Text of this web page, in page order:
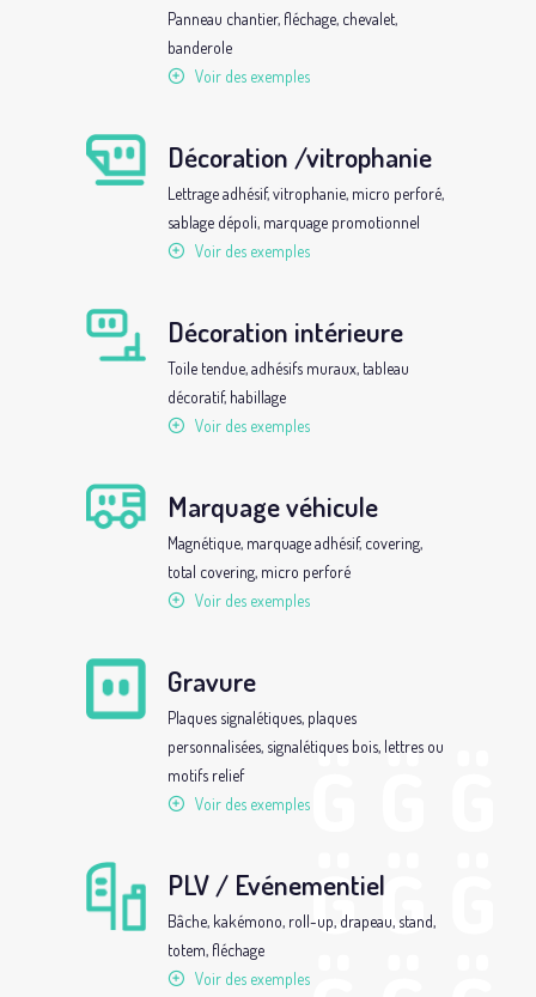
Panneau chantier, fléchage, chevalet,
banderole
Voir des exemples
Décoration /vitrophanie
Lettrage adhésif, vitrophanie, micro perforé,
sablage dépoli, marquage promotionnel
Voir des exemples
Décoration intérieure
Toile tendue, adhésifs muraux, tableau
décoratif, habillage
Voir des exemples
Marquage véhicule
Magnétique, marquage adhésif, covering,
total covering, micro perforé
Voir des exemples
Gravure
Plaques signalétiques, plaques
personnalisées, signalétiques bois, lettres ou
motifs relief
Voir des exemples
PLV / Evénementiel
Bâche, kakémono, roll-up, drapeau, stand,
totem, fléchage
Voir des exemples